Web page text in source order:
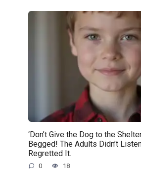
‘Don’t Give the Dog to the
Begged! The Adults Didn’t
Regretted It.
0 18